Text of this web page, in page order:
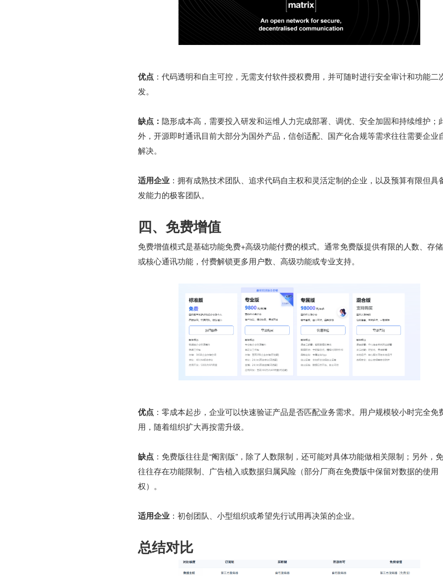
优点 ：代码透明和自主可控，无需支付软件授权费用，并可随时进行安全审计和功能二
发。
缺点： 隐形成本高，需要投入研发和运维人力完成部署、调优、安全加固和持续维护；
外，开源即时通讯目前大部分为国外产品，信创适配、国产化合规等需求往往需要企业
解决。
适用企业 ：拥有成熟技术团队、追求代码自主权和灵活定制的企业，以及预算有限但具
发能力的极客团队。
四、免费增值
免费增值模式是基础功能免费+高级功能付费的模式。通常免费版提供有限的人数、存
或核心通讯功能，付费解锁更多用户数、高级功能或专业支持。
优点 ：零成本起步，企业可以快速验证产品是否匹配业务需求。用户规模较小时完全免
用，随着组织扩大再按需升级。
缺点 ：免费版往往是“阉割版”，除了人数限制，还可能对具体功能做相关限制；另外，
往往存在功能限制、广告植入或数据归属风险（部分厂商在免费版中保留对数据的使用
权）。
适用企业 ：初创团队、小型组织或希望先行试用再决策的企业。
总结对比